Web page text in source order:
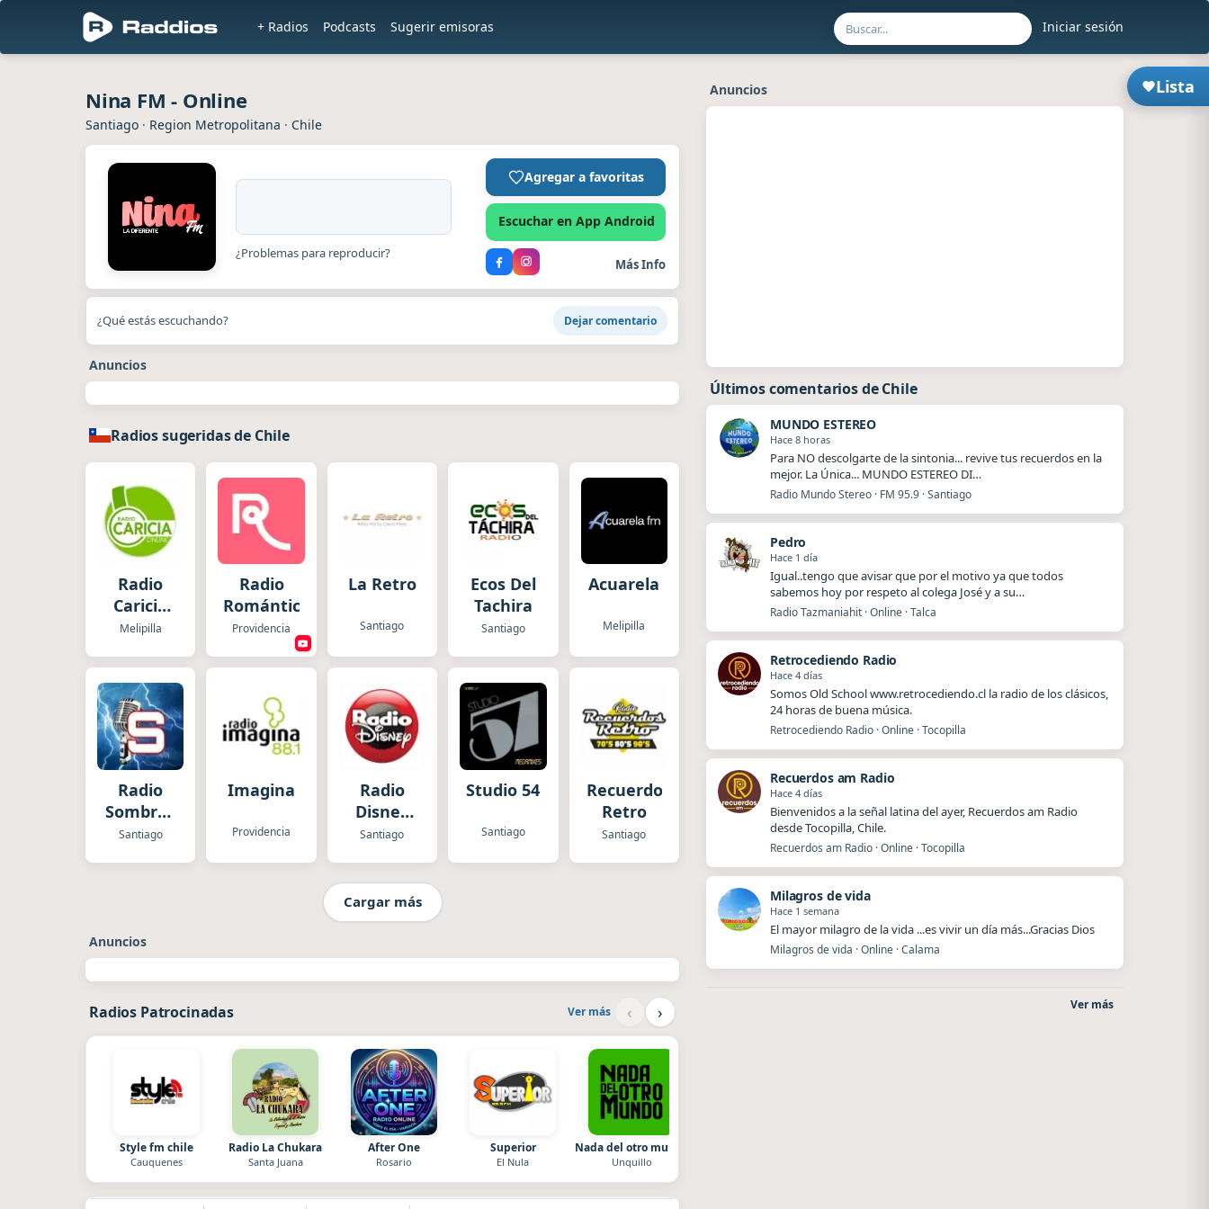
Iniciar sesión
+ Radios Podcasts Sugerir emisoras
Lista
Nina FM - Online
Santiago · Region Metropolitana · Chile
¿Problemas para reproducir?
Agregar a favoritas
Escuchar en App Android
Más Info
¿Qué estás escuchando? Dejar comentario
Anuncios
Radios sugeridas de Chile
Radio
Caricia
Chile
Melipilla
Radio
Romántica
Providencia
La Retro
Santiago
Ecos Del
Tachira
Santiago
Acuarela
Melipilla
Radio
Sombras
del Ayer
Santiago
Imagina
Providencia
Radio
Disney
Chile
Santiago
Studio 54
Santiago
Recuerdos
Retro
Santiago
Cargar más
Anuncios
Radios Patrocinadas Ver más ‹ ›
Style fm chile
Cauquenes
Radio La Chukara
Santa Juana
After One
Rosario
Superior
El Nula
Nada del otro mundo
Unquillo
Anuncios
Últimos comentarios de Chile
MUNDO ESTEREO
Hace 8 horas
Para NO descolgarte de la sintonia... revive tus recuerdos en la
mejor. La Única... MUNDO ESTEREO DI…
Radio Mundo Stereo · FM 95.9 · Santiago
Pedro
Hace 1 día
Igual..tengo que avisar que por el motivo ya que todos
sabemos hoy por respeto al colega José y a su…
Radio Tazmaniahit · Online · Talca
Retrocediendo Radio
Hace 4 días
Somos Old School www.retrocediendo.cl la radio de los clásicos,
24 horas de buena música.
Retrocediendo Radio · Online · Tocopilla
Recuerdos am Radio
Hace 4 días
Bienvenidos a la señal latina del ayer, Recuerdos am Radio
desde Tocopilla, Chile.
Recuerdos am Radio · Online · Tocopilla
Milagros de vida
Hace 1 semana
El mayor milagro de la vida ...es vivir un día más...Gracias Dios
Milagros de vida · Online · Calama
Ver más